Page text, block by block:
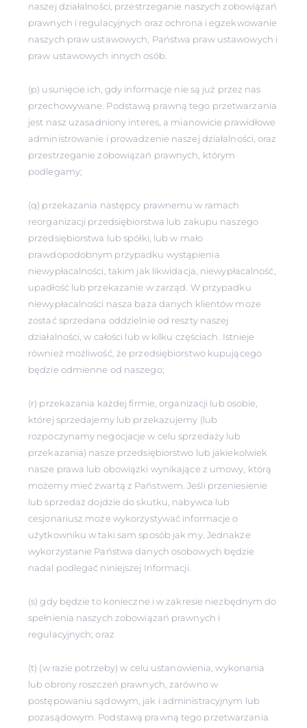
naszej działalności, przestrzeganie naszych zobowiązań
prawnych i regulacyjnych oraz ochrona i egzekwowanie
naszych praw ustawowych, Państwa praw ustawowych i
praw ustawowych innych osób.
(p) usunięcie ich, gdy informacje nie są już przez nas
przechowywane. Podstawą prawną tego przetwarzania
jest nasz uzasadniony interes, a mianowicie prawidłowe
administrowanie i prowadzenie naszej działalności, oraz
przestrzeganie zobowiązań prawnych, którym
podlegamy;
(q) przekazania następcy prawnemu w ramach
reorganizacji przedsiębiorstwa lub zakupu naszego
przedsiębiorstwa lub spółki, lub w mało
prawdopodobnym przypadku wystąpienia
niewypłacalności, takim jak likwidacja, niewypłacalność,
upadłość lub przekazanie w zarząd. W przypadku
niewypłacalności nasza baza danych klientów może
zostać sprzedana oddzielnie od reszty naszej
działalności, w całości lub w kilku częściach. Istnieje
również możliwość, że przedsiębiorstwo kupującego
będzie odmienne od naszego;
(r) przekazania każdej firmie, organizacji lub osobie,
której sprzedajemy lub przekazujemy (lub
rozpoczynamy negocjacje w celu sprzedaży lub
przekazania) nasze przedsiębiorstwo lub jakiekolwiek
nasze prawa lub obowiązki wynikające z umowy, którą
możemy mieć zwartą z Państwem. Jeśli przeniesienie
lub sprzedaż dojdzie do skutku, nabywca lub
cesjonariusz może wykorzystywać informacje o
użytkowniku w taki sam sposób jak my. Jednakże
wykorzystanie Państwa danych osobowych będzie
nadal podlegać niniejszej Informacji.
(s) gdy będzie to konieczne i w zakresie niezbędnym do
spełnienia naszych zobowiązań prawnych i
regulacyjnych; oraz
(t) (w razie potrzeby) w celu ustanowienia, wykonania
lub obrony roszczeń prawnych, zarówno w
postępowaniu sądowym, jak i administracyjnym lub
pozasądowym. Podstawą prawną tego przetwarzania